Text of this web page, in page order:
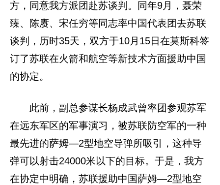
方，同意我方派团赴苏谈判。同年9月，聂荣
臻、陈赓、宋任穷等同志率中国代表团去苏联
谈判，历时35天，双方于10月15日在莫斯科签
订了苏联在火箭和航空等新技术方面援助中国
的协定。
此前，副总参谋长杨成武曾率团参观苏军
在远东军区的军事演习，被苏联防空军的一种
最先进的萨姆—2型地空导弹所吸引，这种导
弹可以射击24000米以下的目标。于是，我方
在协定中明确，苏联援助中国萨姆—2型地空